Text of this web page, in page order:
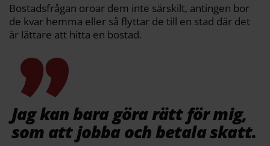
Bostadsfrågan oroar dem inte särskilt, antingen bor
de kvar hemma eller så flyttar de till en stad där det
är lättare att hitta en bostad.
Jag kan bara göra rätt för mig,
som att jobba och betala skatt.